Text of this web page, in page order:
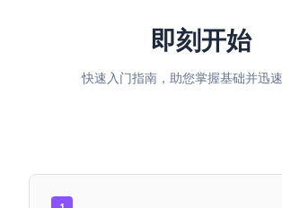
即刻开始
快速入门指南，助您掌握基础并迅速